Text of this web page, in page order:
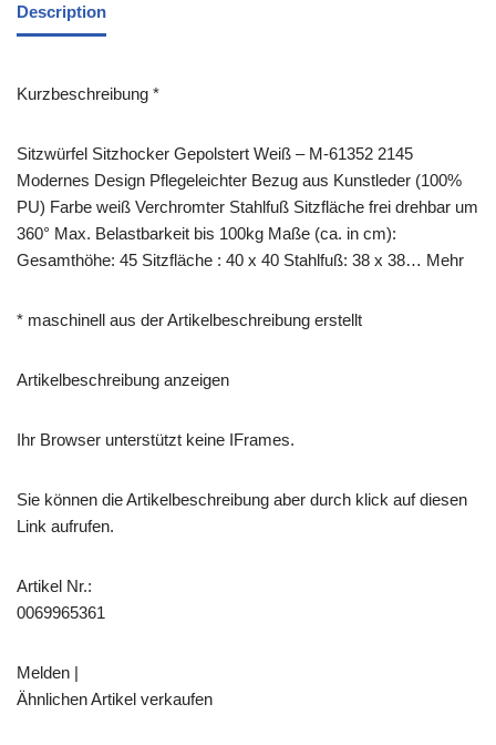
Description
Kurzbeschreibung *
Sitzwürfel Sitzhocker Gepolstert Weiß – M-61352 2145
Modernes Design Pflegeleichter Bezug aus Kunstleder (100%
PU) Farbe weiß Verchromter Stahlfuß Sitzfläche frei drehbar um
360° Max. Belastbarkeit bis 100kg Maße (ca. in cm):
Gesamthöhe: 45 Sitzfläche : 40 x 40 Stahlfuß: 38 x 38… Mehr
* maschinell aus der Artikelbeschreibung erstellt
Artikelbeschreibung anzeigen
Ihr Browser unterstützt keine IFrames.
Sie können die Artikelbeschreibung aber durch klick auf diesen
Link aufrufen.
Artikel Nr.:
0069965361
Melden |
Ähnlichen Artikel verkaufen